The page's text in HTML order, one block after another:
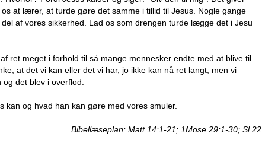
at lærer, at turde gøre det samme i tillid til Jesus. Nogle gange
af vores sikkerhed. Lad os som drengen turde lægge det i Jesu
ret meget i forhold til så mange mennesker endte med at blive til
at det vi kan eller det vi har, jo ikke kan nå ret langt, men vi
det blev i overflod.
og hvad han kan gøre med vores smuler.
Bibellæseplan: Matt 14:1-21; 1Mose 29:1-30; Sl 22